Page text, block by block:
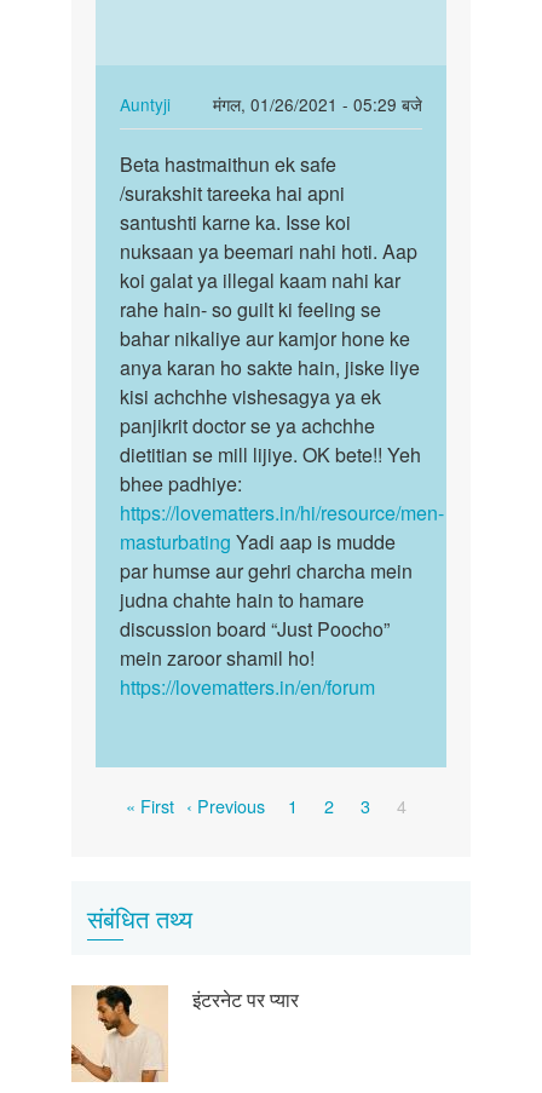
ichchha…
by
Auntyji
Auntyji
मंगल, 01/26/2021 - 05:29 बजे
In
reply
to
Hasthmathun
kese
saif
h
esse…
by
M
Beta
hastmaithun
ek
safe
…
Beta hastmaithun ek safe
/surakshit tareeka hai apni
santushti karne ka. Isse koi
nuksaan ya beemari nahi hoti. Aap
koi galat ya illegal kaam nahi kar
rahe hain- so guilt ki feeling se
bahar nikaliye aur kamjor hone ke
anya karan ho sakte hain, jiske liye
kisi achchhe vishesagya ya ek
panjikrit doctor se ya achchhe
dietitian se mill lijiye. OK bete!! Yeh
bhee padhiye:
https://lovematters.in/hi/resource/men-
masturbating Yadi aap is mudde
par humse aur gehri charcha mein
judna chahte hain to hamare
discussion board “Just Poocho”
mein zaroor shamil ho!
https://lovematters.in/en/forum
Pagination
First
« First Previous
‹ Previous Page
1 Page
2 Page
3
Current
4
संबंधित तथ्य
इंटरनेट पर प्यार